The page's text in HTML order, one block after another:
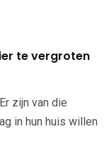
te vergroten
zijn van die
in hun huis willen